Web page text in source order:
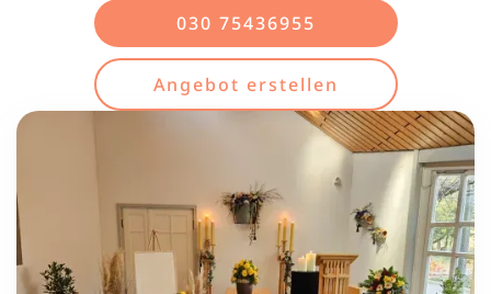
030 75436955
Angebot erstellen